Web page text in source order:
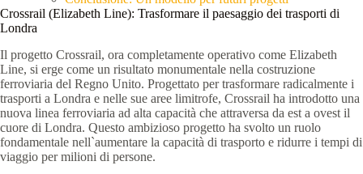
Crossrail (Elizabeth Line): Trasformare il paesaggio dei trasporti di
Londra
Il progetto Crossrail, ora completamente operativo come Elizabeth
Line, si erge come un risultato monumentale nella costruzione
ferroviaria del Regno Unito. Progettato per trasformare radicalmente i
trasporti a Londra e nelle sue aree limitrofe, Crossrail ha introdotto una
nuova linea ferroviaria ad alta capacità che attraversa da est a ovest il
cuore di Londra. Questo ambizioso progetto ha svolto un ruolo
fondamentale nell`aumentare la capacità di trasporto e ridurre i tempi di
viaggio per milioni di persone.